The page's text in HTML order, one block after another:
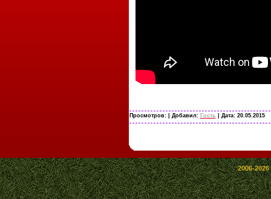
Просмотров: | Добавил: Гость | Дата: 20.05.2015
2006-